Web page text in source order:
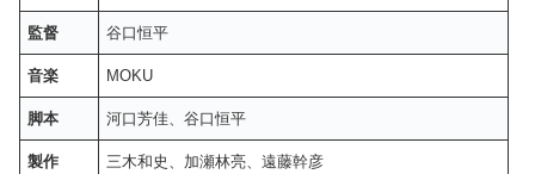
監督 谷口恒平
音楽 MOKU
脚本 河口芳佳、谷口恒平
製作 三木和史、加瀬林亮、遠藤幹彦